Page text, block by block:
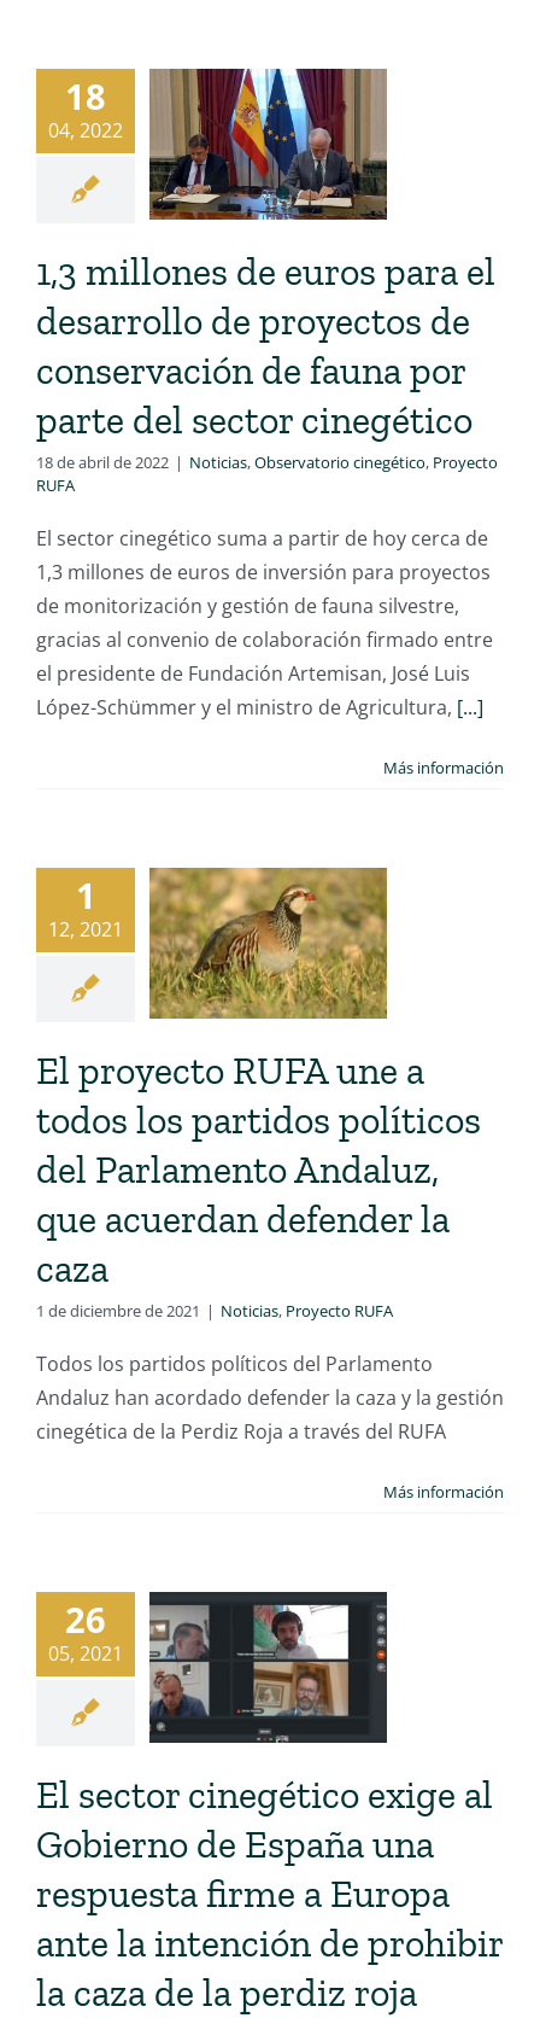
18
04, 2022
1,3 millones de euros para el
desarrollo de proyectos de
conservación de fauna por
parte del sector cinegético
18 de abril de 2022 | Noticias,Observatorio cinegético, Proyecto
RUFA
El sector cinegético suma a partir de hoy cerca de
1,3 millones de euros de inversión para proyectos
de monitorización y gestión de fauna silvestre,
gracias al convenio de colaboración firmado entre
el presidente de Fundación Artemisan, José Luis
López-Schümmer y el ministro de Agricultura, [...]
Más información
1
12, 2021
El proyecto RUFA une a
todos los partidos políticos
del Parlamento Andaluz,
que acuerdan defender la
caza
1 de diciembre de 2021 | Noticias, Proyecto RUFA
Todos los partidos políticos del Parlamento
Andaluz han acordado defender la caza y la gestión
cinegética de la Perdiz Roja a través del RUFA
Más información
26
05, 2021
El sector cinegético exige al
Gobierno de España una
respuesta firme a Europa
ante la intención de prohibir
la caza de la perdiz roja